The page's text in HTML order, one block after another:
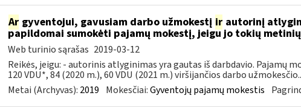
Argyventojui, gavusiam darbo užmokestį irautorinį
papildomai sumokėti pajamų mokestį, jeigu jo tokių
Web turinio sąrašas 2019-03-12
Reikės, jeigu: - autorinis atlyginimas yra gautas iš darbdavio. Pajamų
120 VDU*, 84 (2020 m.), 60 VDU (2021 m.) viršijančios darbo
Metai (Archyvas): 2019 Mokesčiai:Gyventojų pajamų mokestis